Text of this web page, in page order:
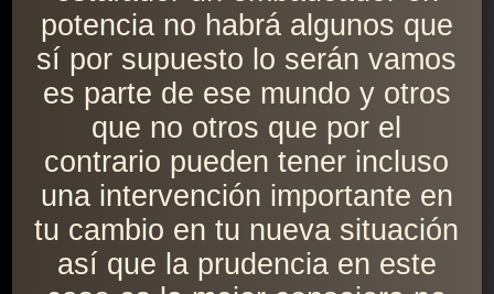
potencia no habrá algunos que
sí por supuesto lo serán vamos
es parte de ese mundo y otros
que no otros que por el
contrario pueden tener incluso
una intervención importante en
tu cambio en tu nueva situación
así que la prudencia en este